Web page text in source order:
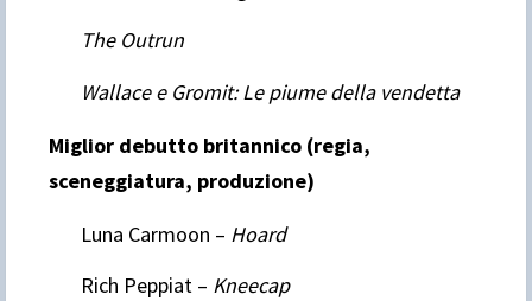
The Outrun
Wallace e Gromit: Le piume della vendetta
Miglior debutto britannico (regia,
sceneggiatura, produzione)
Luna Carmoon – Hoard
Rich Peppiat – Kneecap